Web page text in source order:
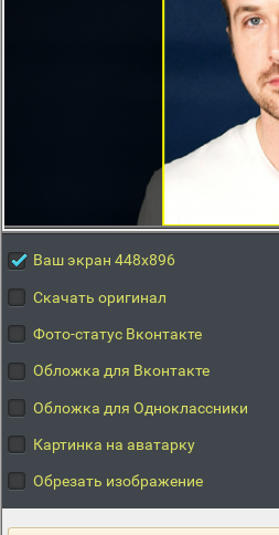
Ваш экран 448x896
Скачать оригинал
Фото-статус Вконтакте
Обложка для Вконтакте
Обложка для Одноклассники
Картинка на аватарку
Обрезать изображение